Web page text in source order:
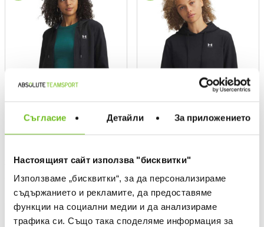
Съгласие Детайли За приложението
Настоящият сайт използва "бисквитки"
Използваме „бисквитки“, за да персонализираме
съдържанието и рекламите, да предоставяме
функции на социални медии и да анализираме
трафика си. Също така споделяме информация за
Яке Sport Terry FZ
Текуща цена:
56,00 €/109,53 лв.
Суитшърт Sport Terry Hoodie
Текуща цена:
56,00 €/109,53 лв.
NEW NEW